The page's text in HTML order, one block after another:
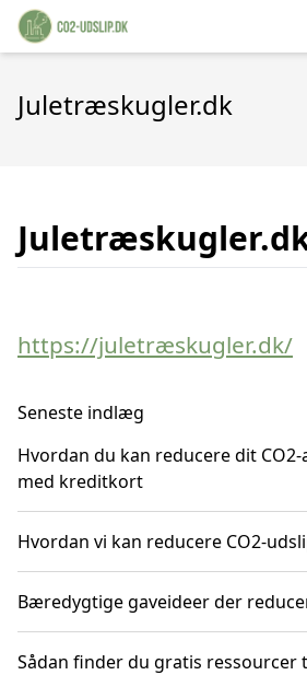
Juletræskugler.dk
https://juletræskugler.dk/
Seneste indlæg
Hvordan du kan reducere dit
med kreditkort
Hvordan vi kan reducere CO2-
Bæredygtige gaveideer der
Sådan finder du gratis ressourcer